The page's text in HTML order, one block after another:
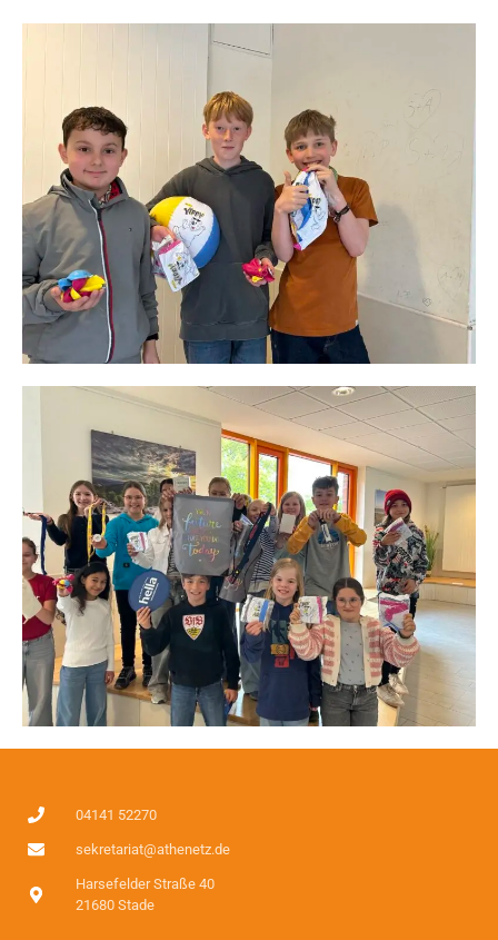
04141 52270
sekretariat@athenetz.de
Harsefelder Straße 40
21680 Stade